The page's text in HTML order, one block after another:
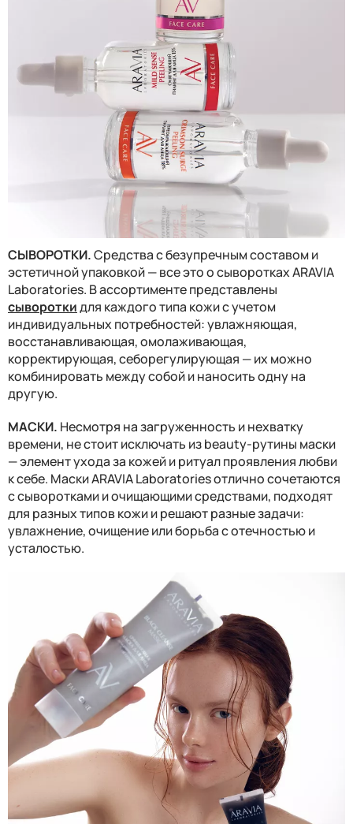
СЫВОРОТКИ.Средства с безупречным составом и
эстетичной упаковкой — все это о сыворотках ARAVIA
Laboratories. В ассортименте представлены
сывороткидля каждого типа кожи с учетом
индивидуальных потребностей: увлажняющая,
восстанавливающая, омолаживающая,
корректирующая, себорегулирующая — их можно
комбинировать между собой и наносить одну на
другую.
МАСКИ. Несмотря на загруженность и нехватку
времени, не стоит исключать из beauty-рутины маски
— элемент ухода за кожей и ритуал проявления любви
к себе. Маски ARAVIA Laboratories отлично сочетаются
с сыворотками и очищающими средствами, подходят
для разных типов кожи и решают разные задачи:
увлажнение, очищение или борьба с отечностью и
усталостью.